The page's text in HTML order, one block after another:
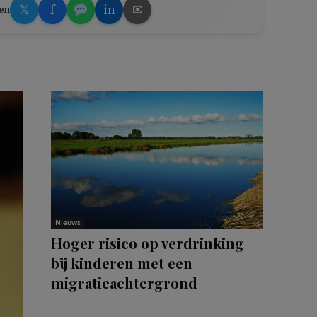
𝕏 f in ✉
Nieuws
Hoger risico op verdrinking
bij kinderen met een
migratieachtergrond